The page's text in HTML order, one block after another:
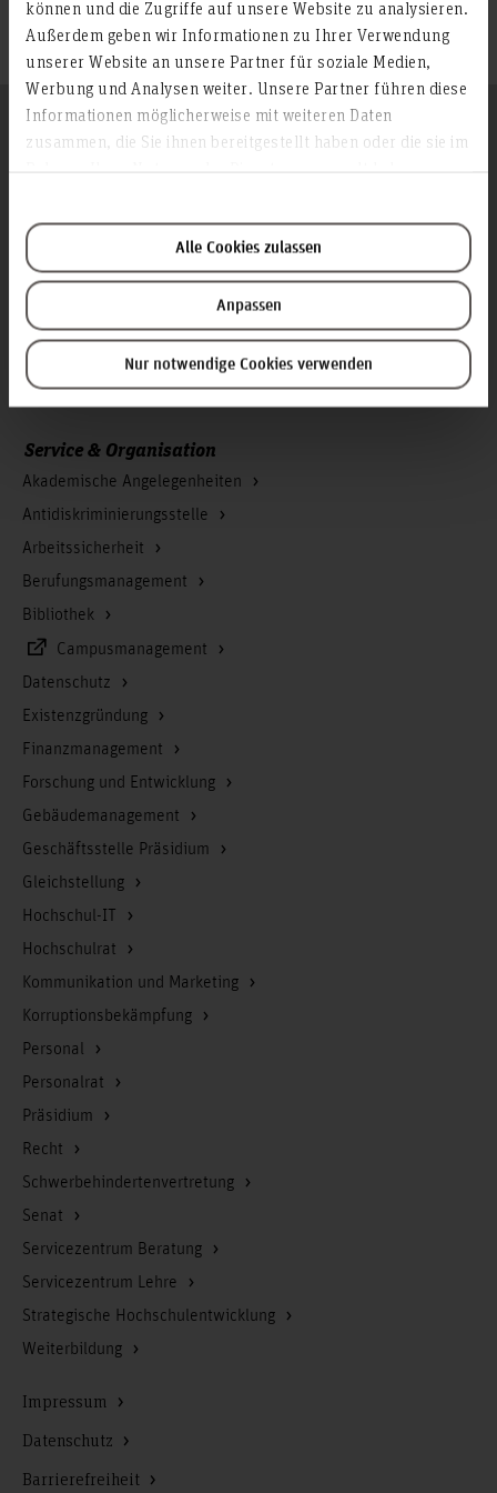
können und die Zugriffe auf unsere Website zu analysieren.
Außerdem geben wir Informationen zu Ihrer Verwendung
unserer Website an unsere Partner für soziale Medien,
Werbung und Analysen weiter. Unsere Partner führen diese
Informationen möglicherweise mit weiteren Daten
zusammen, die Sie ihnen bereitgestellt haben oder die sie im
Alle Cookies zulassen
Anpassen
Nur notwendige Cookies verwenden
hochschulintern abrufbar)
Zum Seitenanfang
Infos zur Hochschule
Kontakt und Anreise
Startseite Hochschule Hannover
Presse
Personensuche
Karriere
Folgen Sie uns
Service & Organisation
Akademische Angelegenheiten
Antidiskriminierungsstelle
Arbeitssicherheit
Berufungsmanagement
Bibliothek
Campusmanagement
Datenschutz
Existenzgründung
Finanzmanagement
Forschung und Entwicklung
Gebäudemanagement
Geschäftsstelle Präsidium
Gleichstellung
Hochschul-IT
Hochschulrat
Kommunikation und Marketing
Korruptionsbekämpfung
Personal
Personalrat
Präsidium
Recht
Schwerbehindertenvertretung
Senat
Servicezentrum Beratung
Servicezentrum Lehre
Strategische Hochschulentwicklung
Weiterbildung
Impressum
Datenschutz
Barrierefreiheit